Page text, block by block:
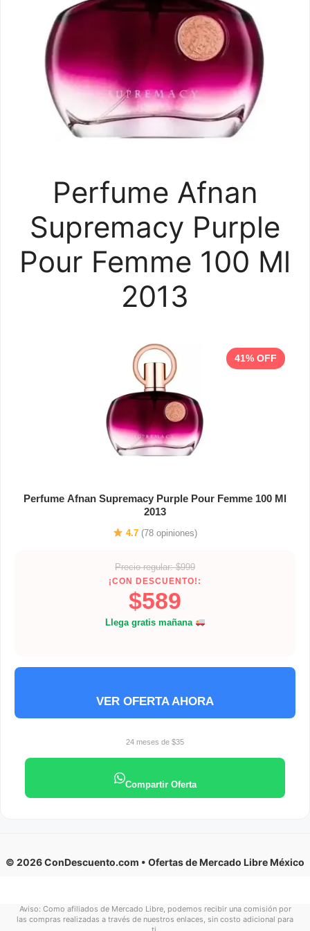
Perfume Afnan
Supremacy Purple
Pour Femme 100 Ml
2013
41% OFF
Perfume Afnan Supremacy Purple Pour Femme 100 Ml
2013
4.7 (78 opiniones)
Precio regular: $999
¡CON DESCUENTO!:
$589
Llega gratis mañana
VER OFERTA AHORA
24 meses de $35
Compartir Oferta